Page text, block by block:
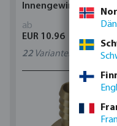
Innengewinde
ab
EUR 10.96
22Varianten